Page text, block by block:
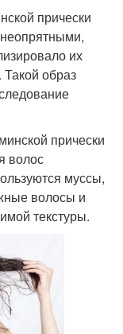
прически
их
образ
прически
волос
муссы,
волосы и
текстуры.